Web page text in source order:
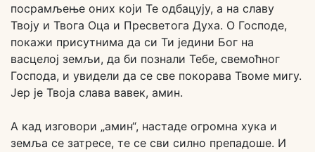
посрамљење оних који Те одбацују, а на славу
Твоју и Твога Оца и Пресветога Духа. О Господе,
покажи присутнима да си Ти једини Бог на
васцелој земљи, да би познали Тебе, свемоћног
Господа, и увидели да се све покорава Твоме мигу.
Јер је Твоја слава вавек, амин.
А кад изговори „амин“, настаде огромна хука и
земља се затресе, те се сви силно препадоше. И